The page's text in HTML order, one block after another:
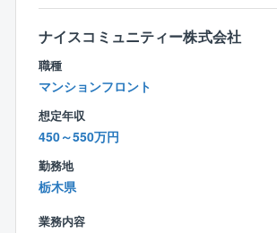
の標準仕様、さらには独自に開発した
を備えた「SKダンパー」を採用しており
◆インセンティブで頑張りを還元
賞与やインセンティブがモチベーショ
頑張りをきちんと評価する体制があり
ナイスコミュニティー株式会社
職種
マンションフロント
想定年収
450～550万円
勤務地
栃木県
業務内容